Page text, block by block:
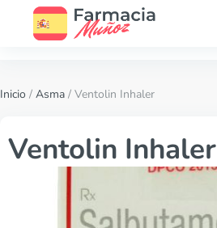
Inicio / Asma / Ventolin Inhaler
Ventolin Inhaler